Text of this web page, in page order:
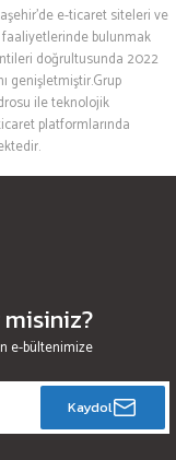
e-ticaret siteleri ve
faaliyetlerinde bulunmak
doğrultusunda 2022
genişletmiştir.Grup
ile teknolojik
platformlarında
e-bültenimize
Kaydol